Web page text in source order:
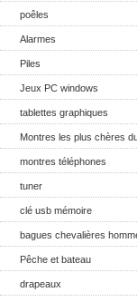
poêles
Alarmes
Piles
Jeux PC windows
tablettes graphiques
Montres les plus chères
montres téléphones
tuner
clé usb mémoire
bagues chevalières
Pêche et bateau
drapeaux